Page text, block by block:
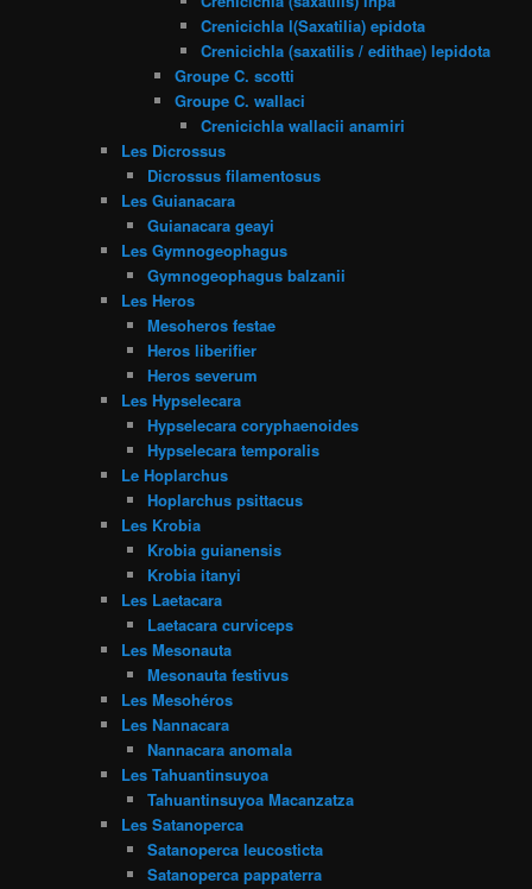
Crenicichla l(Saxatilia) epidota
Crenicichla (saxatilis / edithae) lepidota
Groupe C. scotti
Groupe C. wallaci
Crenicichla wallacii anamiri
Les Dicrossus
Dicrossus filamentosus
Les Guianacara
Guianacara geayi
Les Gymnogeophagus
Gymnogeophagus balzanii
Les Heros
Mesoheros festae
Heros liberifier
Heros severum
Les Hypselecara
Hypselecara coryphaenoides
Hypselecara temporalis
Le Hoplarchus
Hoplarchus psittacus
Les Krobia
Krobia guianensis
Krobia itanyi
Les Laetacara
Laetacara curviceps
Les Mesonauta
Mesonauta festivus
Les Mesohéros
Les Nannacara
Nannacara anomala
Les Tahuantinsuyoa
Tahuantinsuyoa Macanzatza
Les Satanoperca
Satanoperca leucosticta
Satanoperca pappaterra